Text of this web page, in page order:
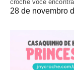
crochê você
28 de novembro